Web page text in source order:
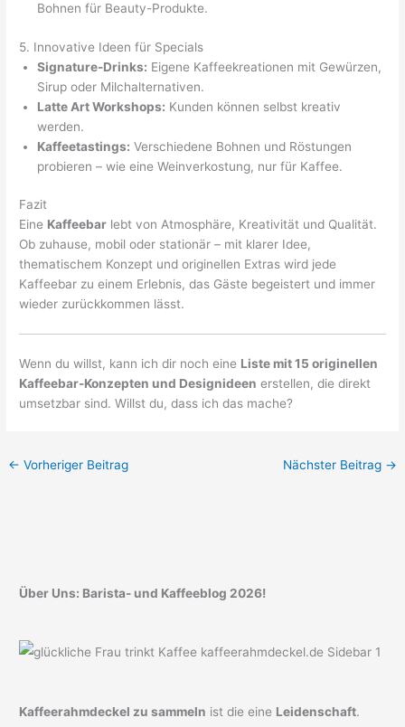
Bohnen für Beauty-Produkte.
5. Innovative Ideen für Specials
Signature-Drinks: Eigene Kaffeekreationen mit Gewürzen,
Sirup oder Milchalternativen.
Latte Art Workshops: Kunden können selbst kreativ
werden.
Kaffeetastings: Verschiedene Bohnen und Röstungen
probieren – wie eine Weinverkostung, nur für Kaffee.
Fazit
Eine Kaffeebar lebt von Atmosphäre, Kreativität und Qualität.
Ob zuhause, mobil oder stationär – mit klarer Idee,
thematischem Konzept und originellen Extras wird jede
Kaffeebar zu einem Erlebnis, das Gäste begeistert und immer
wieder zurückkommen lässt.
Wenn du willst, kann ich dir noch eine Liste mit 15 originellen
Kaffeebar-Konzepten und Designideen erstellen, die direkt
umsetzbar sind. Willst du, dass ich das mache?
← Vorheriger Beitrag Nächster Beitrag →
Über Uns: Barista- und Kaffeeblog 2026!
Kaffeerahmdeckel zu sammeln ist die eine Leidenschaft.